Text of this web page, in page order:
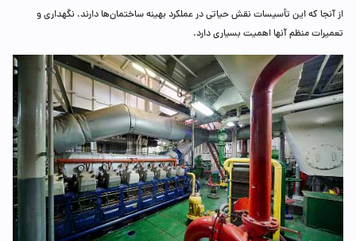
از آنجا که این تأسیسات نقش حیاتی در عملکرد بهینه ساختمان‌ها دارند، نگهداری و
تعمیرات منظم آنها اهمیت بسیاری دارد.